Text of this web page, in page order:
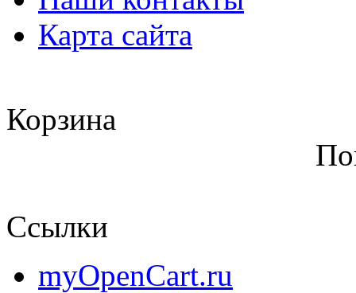
Карта сайта
Корзина
Ссылки
myOpenCart.ru